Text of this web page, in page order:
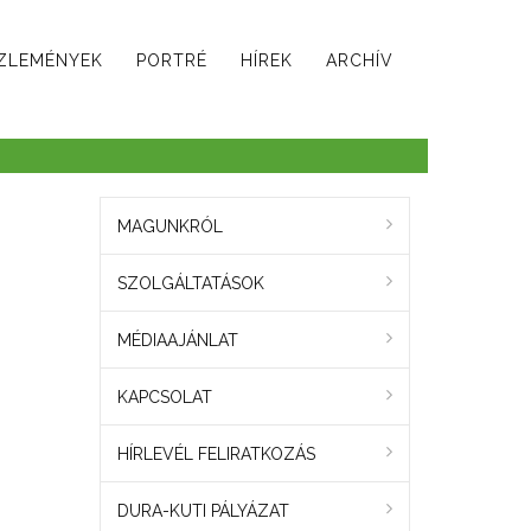
PORTRÉ HÍREK ARCHÍV
MAGUNKRÓL
SZOLGÁLTATÁSOK
MÉDIAAJÁNLAT
KAPCSOLAT
HÍRLEVÉL FELIRATKOZÁS
DURA-KUTI PÁLYÁZAT